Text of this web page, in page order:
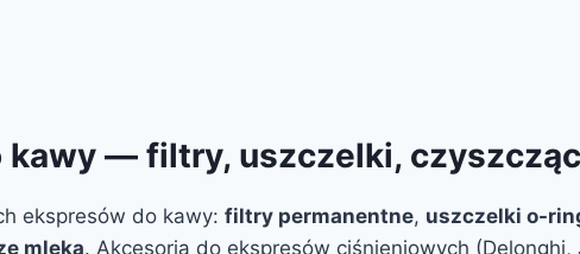
kawy — filtry, uszczelki,
ekspresów do kawy: filtry permanentne, uszczelki o-
mleka. Akcesoria do ekspresów ciśnieniowych